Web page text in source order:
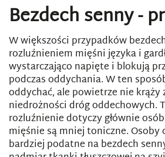
Bezdech senny -
W większości przypadków
rozluźnieniem mięśni języka i
wystarczająco napięte i blokują
podczas oddychania. W ten
oddychać, ale powietrze nie krąży
niedrożności dróg oddechowych.
rozluźnienie dotyczy głównie
mięśnie są mniej toniczne. Osoby
bardziej podatne na bezdech